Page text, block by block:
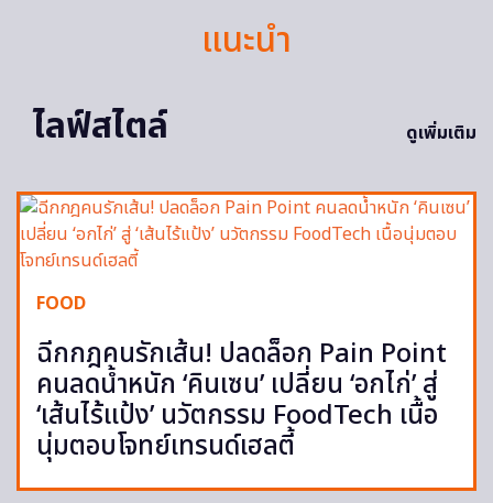
แนะนำ
ไลฟ์สไตล์
ดูเพิ่มเติม
FOOD
ฉีกกฎคนรักเส้น! ปลดล็อก Pain Point
คนลดน้ำหนัก ‘คินเซน’ เปลี่ยน ‘อกไก่’ สู่
‘เส้นไร้แป้ง’ นวัตกรรม FoodTech เนื้อ
นุ่มตอบโจทย์เทรนด์เฮลตี้